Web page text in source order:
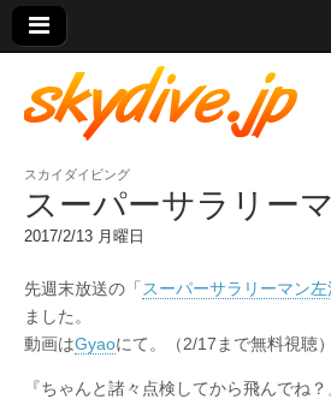
skydive.jp
スカイダイビング
スーパーサラリー
2017/2/13 月曜日
先週末放送の「 スーパーサラリーマン左
ました。
動画はGyaoにて。（2/17まで無料視聴）
『ちゃんと諸々点検してから飛んでね？